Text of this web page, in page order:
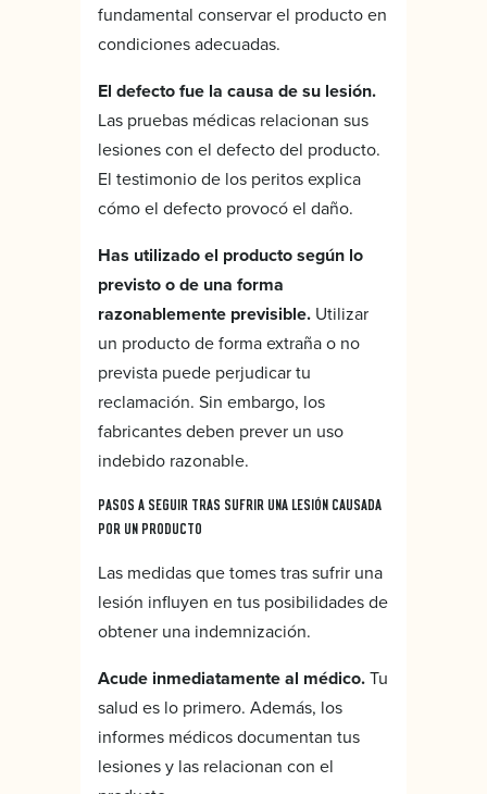
fundamental conservar el producto en
condiciones adecuadas.
El defecto fue la causa de su lesión.
Las pruebas médicas relacionan sus
lesiones con el defecto del producto.
El testimonio de los peritos explica
cómo el defecto provocó el daño.
Has utilizado el producto según lo
previsto o de una forma
razonablemente previsible. Utilizar
un producto de forma extraña o no
prevista puede perjudicar tu
reclamación. Sin embargo, los
fabricantes deben prever un uso
indebido razonable.
PASOS A SEGUIR TRAS SUFRIR UNA LESIÓN CAUSADA
POR UN PRODUCTO
Las medidas que tomes tras sufrir una
lesión influyen en tus posibilidades de
obtener una indemnización.
Acude inmediatamente al médico.Tu
salud es lo primero. Además, los
informes médicos documentan tus
lesiones y las relacionan con el